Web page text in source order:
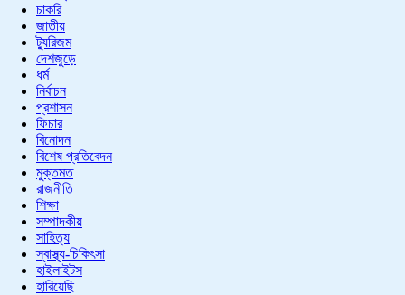
চাকরি
জাতীয়
ট্যুরিজম
দেশজুড়ে
ধর্ম
নির্বাচন
প্রশাসন
ফিচার
বিনোদন
বিশেষ প্রতিবেদন
মুক্তমত
রাজনীতি
শিক্ষা
সম্পাদকীয়
সাহিত্য
স্বাস্থ্য-চিকিৎসা
হাইলাইটস
হারিয়েছি